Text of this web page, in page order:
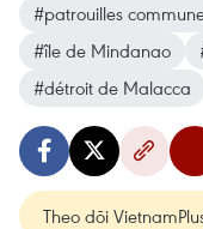
#patrouilles
#île de Mindanao
#détroit de Malacca
Theo dõi